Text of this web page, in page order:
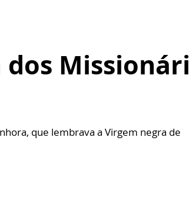
dos
que lembrava a Virgem negra de